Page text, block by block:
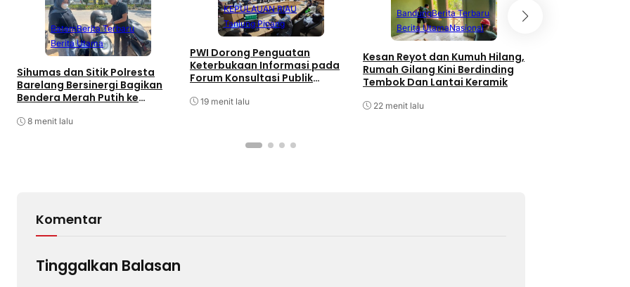
BatamBerita Terbaru
Berita Utama
Sihumas dan Sitik Polresta
Barelang Bersinergi Bagikan
Bendera Merah Putih ke
Sambut HUT RI Ke-81
8 menit lalu
KEPULAUAN RIAU
Tanjung Pinang
PWI Dorong Penguatan
Keterbukaan Informasi pada
Forum Konsultasi Publik
19 menit lalu
BandungBerita Terbaru
Berita UtamaNasional
Kesan Reyot dan Kumuh Hilang,
Rumah Gilang Kini Berdinding
Tembok Dan Lantai Keramik
22 menit lalu
Komentar
Tinggalkan Balasan